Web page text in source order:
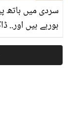
سردی میں ہاتھ
ہورہے ہیں اور..
ہاتھ پیروں
بڑھانے کے کیا